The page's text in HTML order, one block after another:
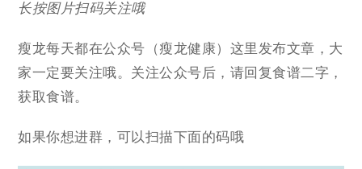
长按图片扫码关注哦
瘦龙每天都在公众号（瘦龙健康）这里发布文章，大
家一定要关注哦。关注公众号后，请回复食谱二字，
获取食谱。
如果你想进群，可以扫描下面的码哦